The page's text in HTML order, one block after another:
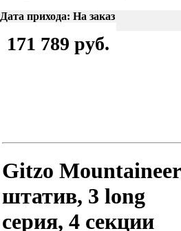
Дата прихода: На заказ
171 789 руб.
Gitzo Mountaineer
штатив, 3 long
серия, 4 секции